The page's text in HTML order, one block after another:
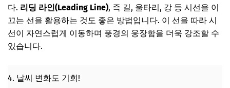
다. 리딩 라인(Leading Line), 즉 길, 울타리, 강 등 시선을 이
끄는 선을 활용하는 것도 좋은 방법입니다. 이 선을 따라 시
선이 자연스럽게 이동하며 풍경의 웅장함을 더욱 강조할 수
있습니다.
4. 날씨 변화도 기회!